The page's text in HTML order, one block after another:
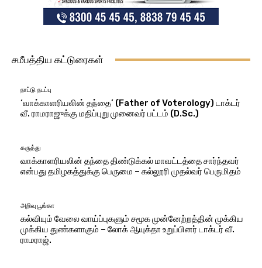
சமீபத்திய கட்டுரைகள்
நாட்டு நடப்பு
‘வாக்காளரியலின் தந்தை’ (Father of Voterology) டாக்டர்
வீ. ராமராஜுக்கு மதிப்புறு முனைவர் பட்டம் (D.Sc.)
கருத்து
வாக்காளரியலின் தந்தை திண்டுக்கல் மாவட்டத்தை சார்ந்தவர்
என்பது தமிழகத்துக்கு பெருமை – கல்லூரி முதல்வர் பெருமிதம்
அறிவு பூங்கா
கல்வியும் வேலை வாய்ப்புகளும் சமூக முன்னேற்றத்தின் முக்கிய
முக்கிய துண்களாகும் – லோக் ஆயுக்தா உறுப்பினர் டாக்டர் வீ.
ராமராஜ்.